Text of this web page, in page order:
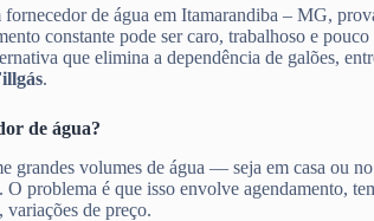
de água em Itamarandiba – MG,
constante pode ser caro, trabalhoso e
que elimina a dependência de galões,
.
de água?
grandes volumes de água — seja em casa ou
problema é que isso envolve agendamento,
variações de preço.